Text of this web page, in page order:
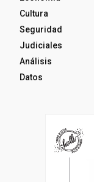
Cultura
Seguridad
Judiciales
Análisis
Datos